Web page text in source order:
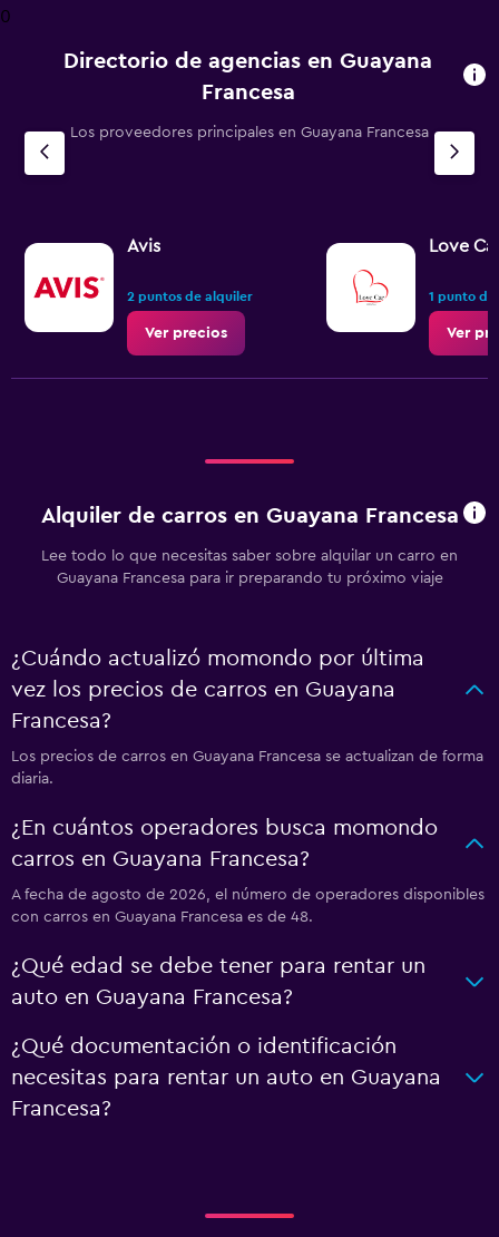
chart
Y
axis
displaying
6.
0
Directorio de agencias en Guayana
Francesa
Los proveedores principales en Guayana Francesa
Avis
2 puntos de alquiler
Ver precios
Love
1 punto
Ver
Alquiler de carros en Guayana Francesa
Lee todo lo que necesitas saber sobre alquilar un carro en
Guayana Francesa para ir preparando tu próximo viaje
¿Cuándo actualizó momondo por última
vez los precios de carros en Guayana
Francesa?
Los precios de carros en Guayana Francesa se actualizan de forma
diaria.
¿En cuántos operadores busca momondo
carros en Guayana Francesa?
A fecha de agosto de 2026, el número de operadores disponibles
con carros en Guayana Francesa es de 48.
¿Qué edad se debe tener para rentar un
auto en Guayana Francesa?
¿Qué documentación o identificación
necesitas para rentar un auto en Guayana
Francesa?